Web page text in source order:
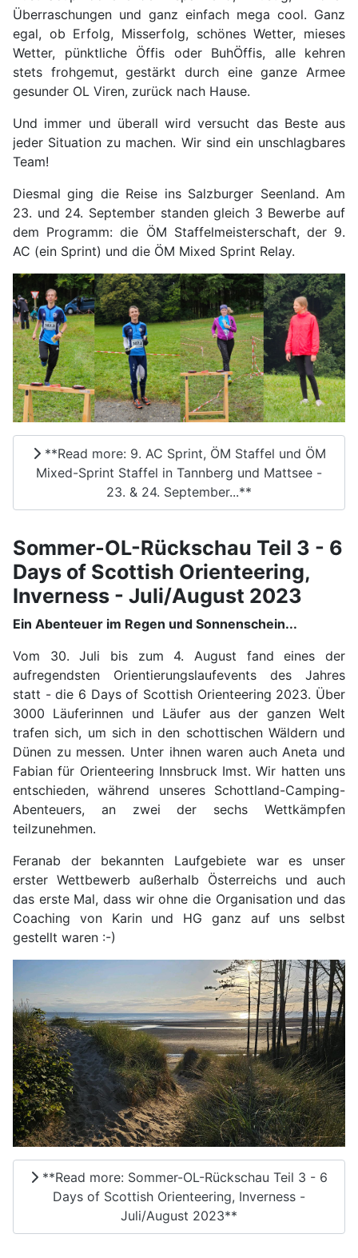
Überraschungen und ganz einfach mega cool. Ganz
egal, ob Erfolg, Misserfolg, schönes Wetter, mieses
Wetter, pünktliche Öffis oder BuhÖffis, alle kehren
stets frohgemut, gestärkt durch eine ganze Armee
gesunder OL Viren, zurück nach Hause.
Und immer und überall wird versucht das Beste aus
jeder Situation zu machen. Wir sind ein unschlagbares
Team!
Diesmal ging die Reise ins Salzburger Seenland. Am
23. und 24. September standen gleich 3 Bewerbe auf
dem Programm: die ÖM Staffelmeisterschaft, der 9.
AC (ein Sprint) und die ÖM Mixed Sprint Relay.
**Read more: 9. AC Sprint, ÖM Staffel und ÖM
Mixed-Sprint Staffel in Tannberg und Mattsee -
23. & 24. September...**
Sommer-OL-Rückschau Teil 3 - 6
Days of Scottish Orienteering,
Inverness - Juli/August 2023
Ein Abenteuer im Regen und Sonnenschein...
Vom 30. Juli bis zum 4. August fand eines der
aufregendsten Orientierungslaufevents des Jahres
statt - die 6 Days of Scottish Orienteering 2023. Über
3000 Läuferinnen und Läufer aus der ganzen Welt
trafen sich, um sich in den schottischen Wäldern und
Dünen zu messen. Unter ihnen waren auch Aneta und
Fabian für Orienteering Innsbruck Imst. Wir hatten uns
entschieden, während unseres Schottland-Camping-
Abenteuers, an zwei der sechs Wettkämpfen
teilzunehmen.
Feranab der bekannten Laufgebiete war es unser
erster Wettbewerb außerhalb Österreichs und auch
das erste Mal, dass wir ohne die Organisation und das
Coaching von Karin und HG ganz auf uns selbst
gestellt waren :-)
**Read more: Sommer-OL-Rückschau Teil 3 - 6
Days of Scottish Orienteering, Inverness -
Juli/August 2023**